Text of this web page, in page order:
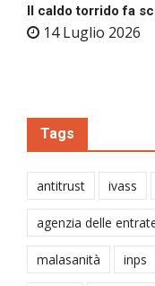
Il caldo torrido fa
14 Luglio 2026
Tags
antitrust ivass
agenzia delle
malasanità inps